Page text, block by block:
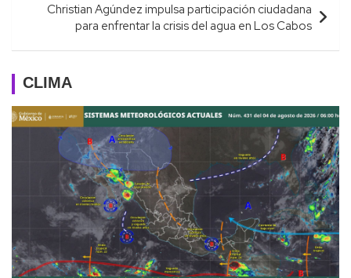
Christian Agúndez impulsa participación ciudadana
para enfrentar la crisis del agua en Los Cabos
CLIMA